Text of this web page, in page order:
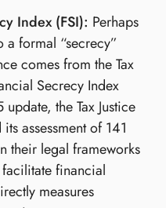
Index (FSI): Perhaps
a formal “secrecy”
comes from the Tax
Secrecy Index
the Tax Justice
assessment of 141
their legal frameworks
financial
measures